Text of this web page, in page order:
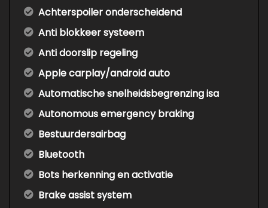
Achterspoiler onderscheidend
Anti blokkeer systeem
Anti doorslip regeling
Apple carplay/android auto
Automatische snelheidsbegrenzing isa
Autonomous emergency braking
Bestuurdersairbag
Bluetooth
Bots herkenning en activatie
Brake assist system